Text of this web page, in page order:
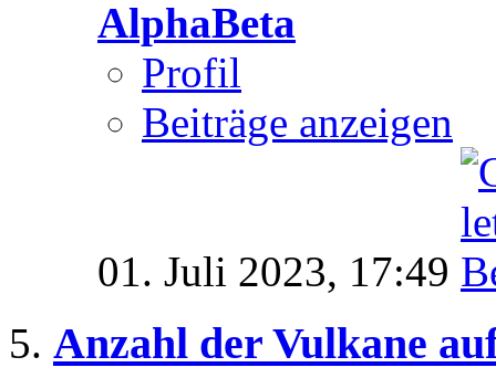
AlphaBeta
Profil
Beiträge anzeigen
01. Juli 2023, 17:49
Anzahl der Vulkane